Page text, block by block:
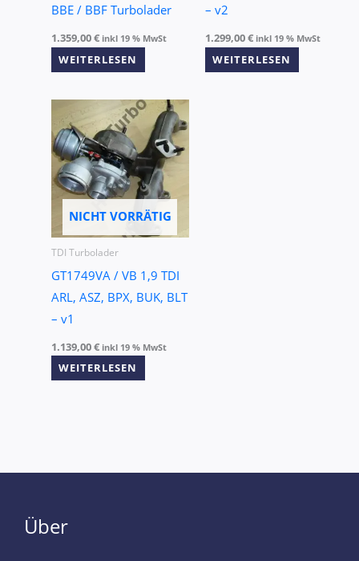
BBE / BBF Turbolader
1.359,00€ inkl 19 % MwSt
WEITERLESEN
– v2
1.299,00€ inkl 19 % MwSt
WEITERLESEN
NICHT VORRÄTIG
TDI Turbolader
GT1749VA / VB 1,9 TDI
ARL, ASZ, BPX, BUK, BLT
– v1
1.139,00€ inkl 19 % MwSt
WEITERLESEN
Über